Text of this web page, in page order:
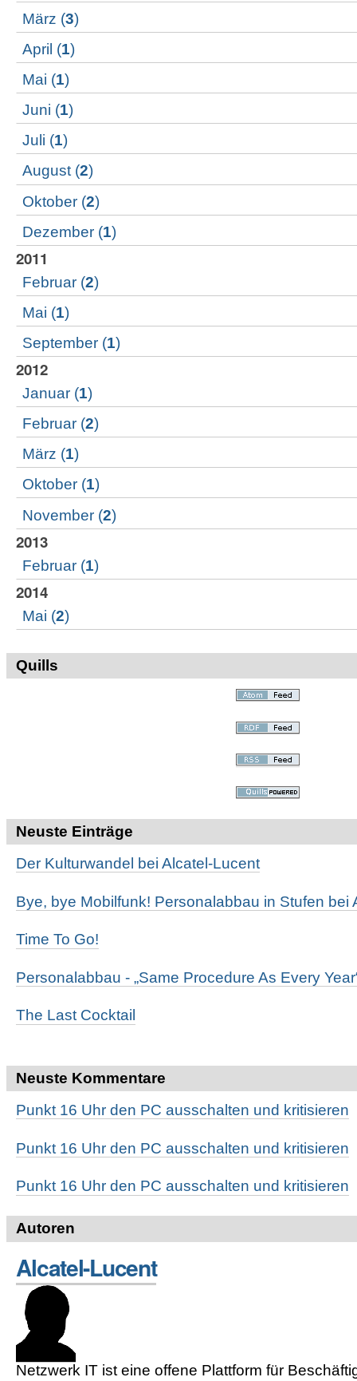
März (3)
April (1)
Mai (1)
Juni (1)
Juli (1)
August(2)
Oktober(2)
Dezember(1)
2011
Februar(2)
Mai (1)
September(1)
2012
Januar(1)
Februar(2)
März (1)
Oktober(1)
November(2)
2013
Februar(1)
2014
Mai (2)
Quills
Neuste Einträge
Der Kulturwandel bei Alcatel-Lucent
Bye, bye Mobilfunk! Personalabbau in Stufen bei
Time To Go!
Personalabbau - „Same Procedure As Every
The Last Cocktail
Neuste Kommentare
Punkt 16 Uhr den PC ausschalten und kritisieren
Punkt 16 Uhr den PC ausschalten und kritisieren
Punkt 16 Uhr den PC ausschalten und kritisieren
Autoren
Alcatel-Lucent
Netzwerk IT ist eine offene Plattform für